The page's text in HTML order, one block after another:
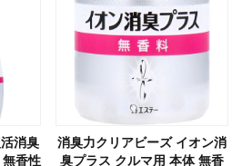
消臭
香性
消臭力クリアビーズ イオン消
臭プラス クルマ用 本体 無香